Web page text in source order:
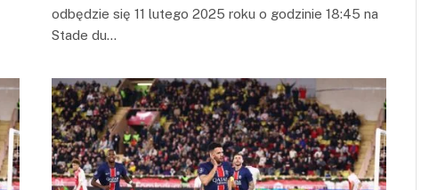
odbędzie się 11 lutego 2025 roku o godzinie 18:45 na
Stade du…